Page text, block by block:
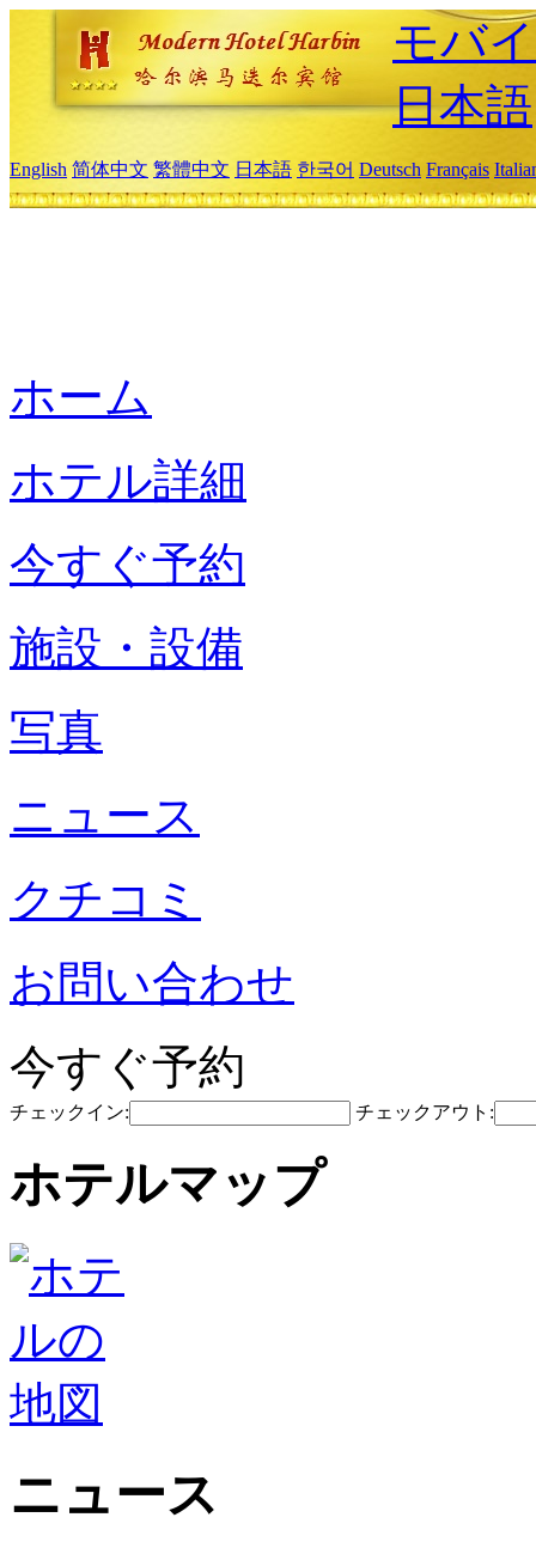
モバ
日本語
English 简体中文 繁體中文 日本語 한국어 Deutsch Français
ホーム
ホテル詳細
今すぐ予約
施設・設備
写真
ニュース
クチコミ
お問い合わせ
今すぐ予約
チェックイン: チェックアウト:
ホテルマップ
ニュース